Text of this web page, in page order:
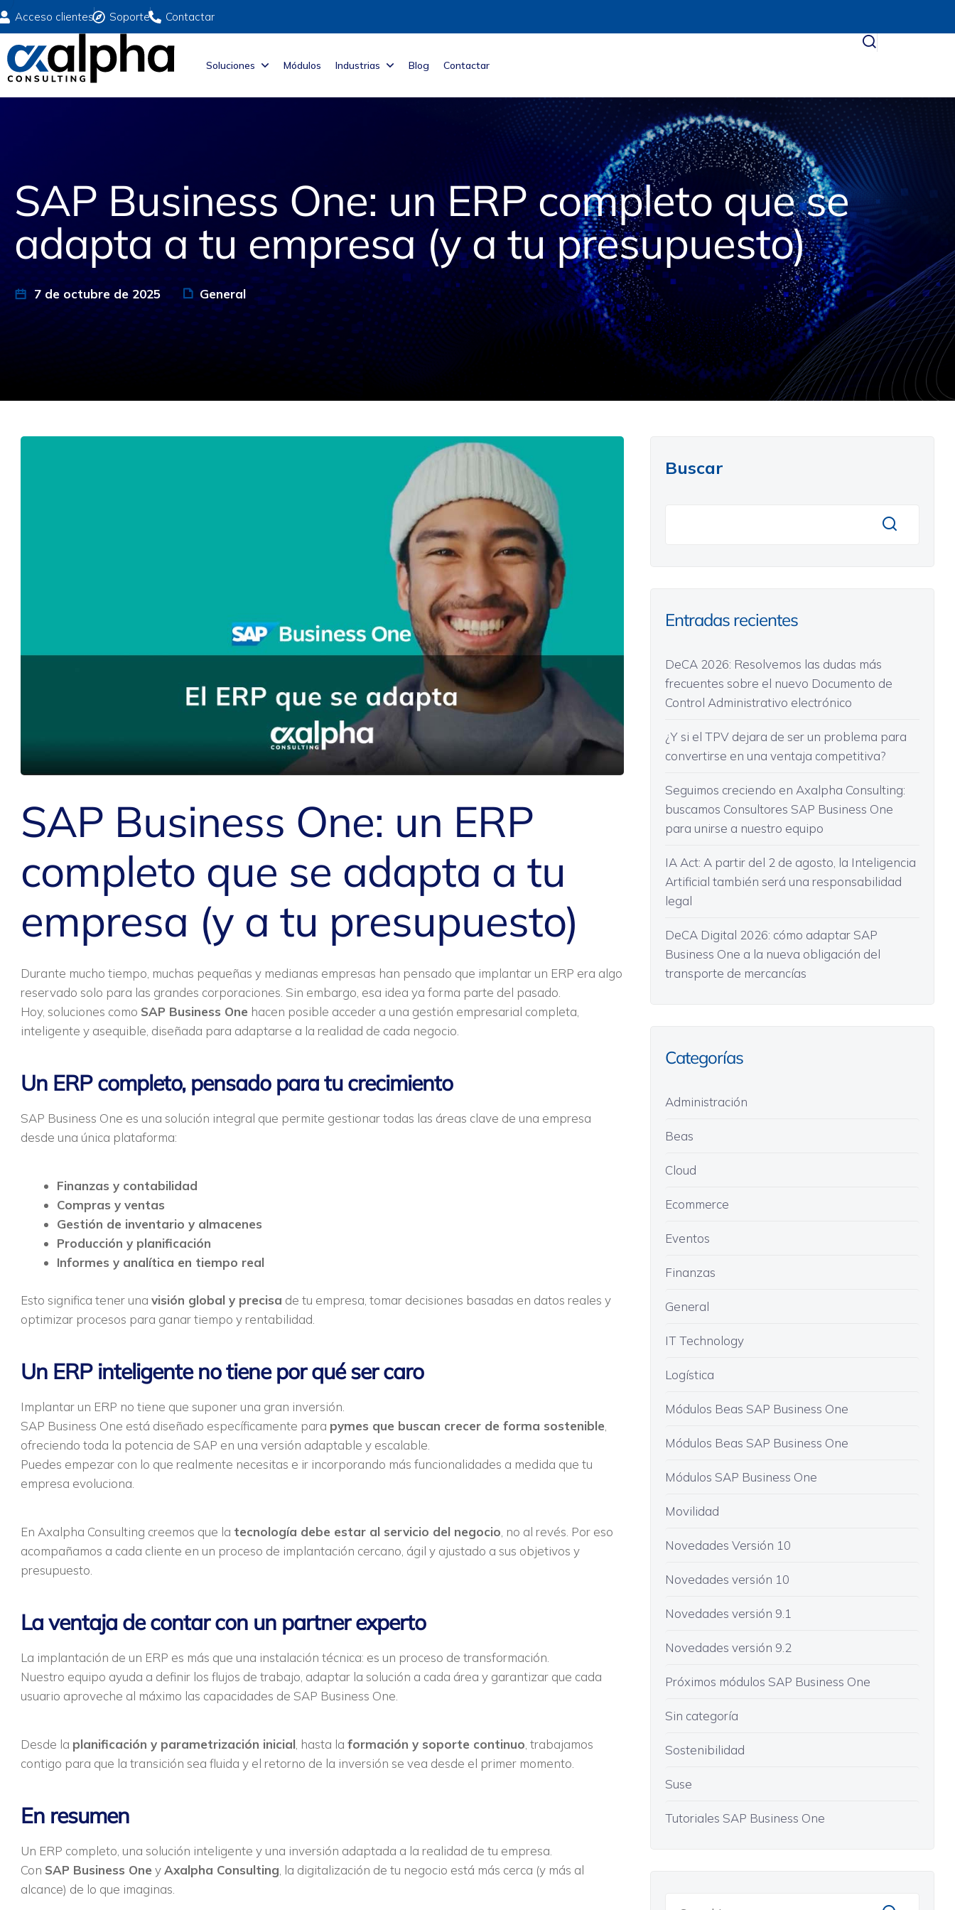
Acceso clientes Soporte Contactar
Soluciones Módulos Industrias Blog Contactar
SAP Business One: un ERP completo que se
adapta a tu empresa (y a tu presupuesto)
7 de octubre de 2025 General
SAP Business One: un ERP
completo que se adapta a tu
empresa (y a tu presupuesto)
Durante mucho tiempo, muchas pequeñas y medianas empresas han pensado que implantar un ERP era algo
reservado solo para las grandes corporaciones. Sin embargo, esa idea ya forma parte del pasado.
Hoy, soluciones como SAP Business One hacen posible acceder a una gestión empresarial completa,
inteligente y asequible, diseñada para adaptarse a la realidad de cada negocio.
Un ERP completo, pensado para tu crecimiento
SAP Business One es una solución integral que permite gestionar todas las áreas clave de una empresa
desde una única plataforma:
Finanzas y contabilidad
Compras y ventas
Gestión de inventario y almacenes
Producción y planificación
Informes y analítica en tiempo real
Esto significa tener una visión global y precisa de tu empresa, tomar decisiones basadas en datos reales y
optimizar procesos para ganar tiempo y rentabilidad.
Un ERP inteligente no tiene por qué ser caro
Implantar un ERP no tiene que suponer una gran inversión.
SAP Business One está diseñado específicamente para pymes que buscan crecer de forma sostenible
ofreciendo toda la potencia de SAP en una versión adaptable y escalable.
Puedes empezar con lo que realmente necesitas e ir incorporando más funcionalidades a medida que tu
empresa evoluciona.
En Axalpha Consulting creemos que la tecnología debe estar al servicio del negocio , no al revés. Por eso
acompañamos a cada cliente en un proceso de implantación cercano, ágil y ajustado a sus objetivos y
presupuesto.
La ventaja de contar con un partner experto
La implantación de un ERP es más que una instalación técnica: es un proceso de transformación.
Nuestro equipo ayuda a definir los flujos de trabajo, adaptar la solución a cada área y garantizar que cada
usuario aproveche al máximo las capacidades de SAP Business One.
Desde la planificación y parametrización inicial , hasta la formación y soporte continuo , trabajamos
contigo para que la transición sea fluida y el retorno de la inversión se vea desde el primer momento.
En resumen
Un ERP completo, una solución inteligente y una inversión adaptada a la realidad de tu empresa.
Con SAP Business One yAxalpha Consulting , la digitalización de tu negocio está más cerca (y más al
alcance) de lo que imaginas.
Buscar
Entradas recientes
DeCA 2026: Resolvemos las dudas más
frecuentes sobre el nuevo Documento de
Control Administrativo electrónico
¿Y si el TPV dejara de ser un problema para
convertirse en una ventaja competitiva?
Seguimos creciendo en Axalpha Consulting:
buscamos Consultores SAP Business One
para unirse a nuestro equipo
IA Act: A partir del 2 de agosto, la Inteligencia
Artificial también será una responsabilidad
legal
DeCA Digital 2026: cómo adaptar SAP
Business One a la nueva obligación del
transporte de mercancías
Categorías
Administración
Beas
Cloud
Ecommerce
Eventos
Finanzas
General
IT Technology
Logística
Módulos Beas SAP Business One
Módulos Beas SAP Business One
Módulos SAP Business One
Movilidad
Novedades Versión 10
Novedades versión 10
Novedades versión 9.1
Novedades versión 9.2
Próximos módulos SAP Business One
Sin categoría
Sostenibilidad
Suse
Tutoriales SAP Business One